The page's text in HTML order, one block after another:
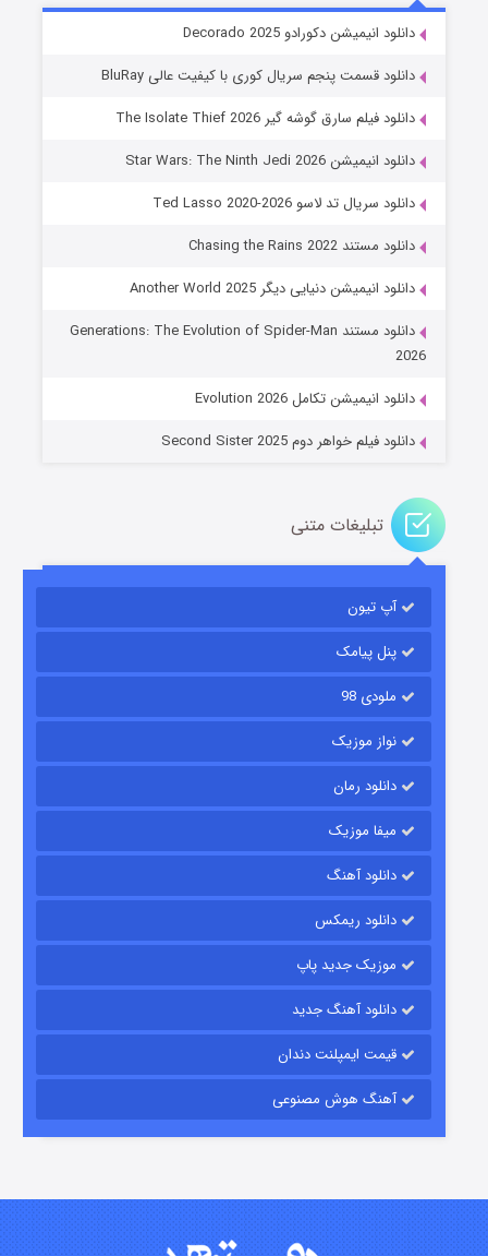
خاندان اژدها فصل ۳
جادوگری در مغولستان
قسمت۱۴ (زیرنویس) منتشر شد
باب اسفنجی فصل ۱۷
قسمت۶ (زیرنویس) منتشر شد
قسمت۱۵ (دوبله) منتشر شد
دانلود انیمیشن دکورادو Decorado 2025
دانلود قسمت پنجم سریال کوری با کیفیت عالی BluRay
دانلود فیلم سارق گوشه گیر The Isolate Thief 2026
دانلود انیمیشن Star Wars: The Ninth Jedi 2026
دانلود سریال تد لاسو Ted Lasso 2020-2026
دانلود مستند Chasing the Rains 2022
دانلود انیمیشن دنیایی دیگر Another World 2025
دانلود مستند Generations: The Evolution of Spider-Man
2026
دانلود انیمیشن تکامل Evolution 2026
دانلود فیلم خواهر دوم Second Sister 2025
تبلیغات متنی
آپ تیون
پنل پیامک
ملودی 98
نواز موزیک
دانلود رمان
میفا موزیک
دانلود آهنگ
دانلود ریمکس
موزیک جدید پاپ
دانلود آهنگ جدید
قیمت ایمپلنت دندان
آهنگ هوش مصنوعی